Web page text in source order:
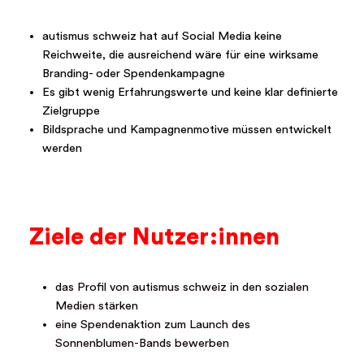
autismus schweiz hat auf Social Media keine
Reichweite, die ausreichend wäre für eine wirksame
Branding- oder Spendenkampagne
Es gibt wenig Erfahrungswerte und keine klar definierte
Zielgruppe
Bildsprache und Kampagnenmotive müssen entwickelt
werden
Ziele der Nutzer:innen
das Profil von autismus schweiz in den sozialen
Medien stärken
eine Spendenaktion zum Launch des
Sonnenblumen-Bands bewerben